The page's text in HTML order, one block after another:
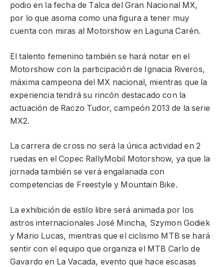
podio en la fecha de Talca del Gran Nacional MX,
por lo que asoma como una figura a tener muy
cuenta con miras al Motorshow en Laguna Carén.
El talento femenino también se hará notar en el
Motorshow con la participación de Ignacia Riveros,
máxima campeona del MX nacional, mientras que la
experiencia tendrá su rincón destacado con la
actuación de Raczo Tudor, campeón 2013 de la serie
MX2.
La carrera de cross no será la única actividad en 2
ruedas en el Copec RallyMobil Motorshow, ya que la
jornada también se verá engalanada con
competencias de Freestyle y Mountain Bike.
La exhibición de estilo libre será animada por los
astros internacionales José Mincha, Szymon Godiek
y Mario Lucas, mientras que el ciclismo MTB se hará
sentir con el equipo que organiza el MTB Carlo de
Gavardo en La Vacada, evento que hace escasas